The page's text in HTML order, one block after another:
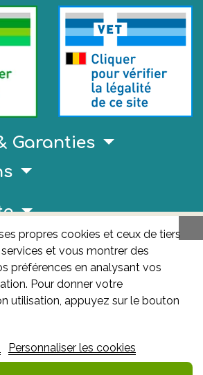
Garanties
propres cookies et ceux de tiers
et vous montrer des
préférences en analysant vos
Pour donner votre
utilisation, appuyez sur le bouton
Personnaliser les cookies
compétente en matière de
de santé en Belgique. Ce
produits de santé – afmps
1210 Bruxelles